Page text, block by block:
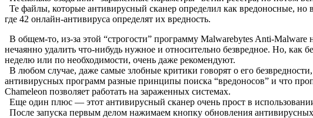
Те файлы, которые антивирусный сканер определил как вредоносные,
где 42 онлайн-антивируса определят их вредность.
В общем-то, из-за этой “строгости” программу Malwarebytes Anti-Malware
нечаянно удалить что-нибудь нужное и относительно безвредное. Но,
неделю или по необходимости, очень даже рекомендуют.
В любом случае, даже самые злобные критики говорят о его
антивирусных программ разные принципы поиска “вредоносов” и что
Chameleon позволяет работать на зараженных системах.
Еще один плюс — этот антивирусный сканер очень прост в
После запуска первым делом нажимаем кнопку обновления антивирусных